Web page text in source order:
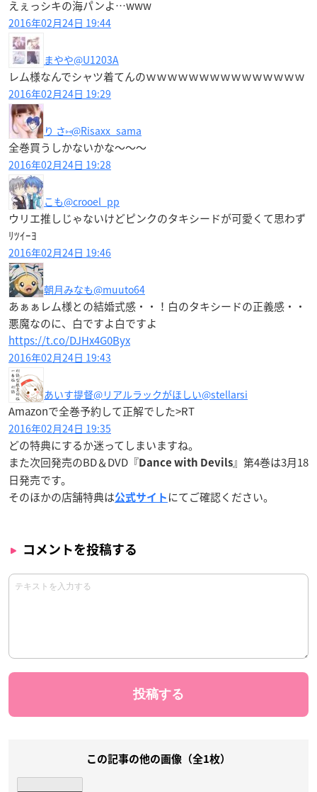
えぇっシキの海パンよ…www
2016年02月24日 19:44
まやや@U1203A
レム様なんでシャツ着てんのｗｗｗｗｗｗｗｗｗｗｗｗｗｗｗ
2016年02月24日 19:29
り さ⑅@Risaxx_sama
全巻買うしかないかな〜〜〜
2016年02月24日 19:28
こも@crooel_pp
ウリエ推しじゃないけどピンクのタキシードが可愛くて思わず
ﾘﾂｲｰﾖ
2016年02月24日 19:46
朝月みなも@muuto64
あぁぁレム様との結婚式感・・！白のタキシードの正義感・・
悪魔なのに、白ですよ白ですよ
https://t.co/DJHx4G0Byx
2016年02月24日 19:43
あいす提督@リアルラックがほしい@stellarsi
Amazonで全巻予約して正解でした>RT
2016年02月24日 19:35
どの特典にするか迷ってしまいますね。
また次回発売のBD＆DVD『Dance with Devils』第4巻は3月18
日発売です。
そのほかの店舗特典は公式サイト にてご確認ください。
コメントを投稿する
この記事の他の画像（全1枚）